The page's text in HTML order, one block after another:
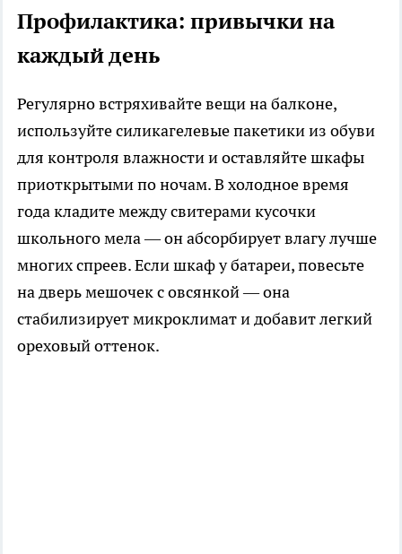
Профилактика: привычки на
каждый день
Регулярно встряхивайте вещи на балконе,
используйте силикагелевые пакетики из обуви
для контроля влажности и оставляйте шкафы
приоткрытыми по ночам. В холодное время
года кладите между свитерами кусочки
школьного мела — он абсорбирует влагу лучше
многих спреев. Если шкаф у батареи, повесьте
на дверь мешочек с овсянкой — она
стабилизирует микроклимат и добавит легкий
ореховый оттенок.